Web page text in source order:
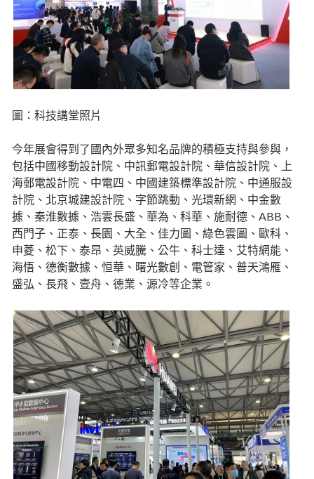
圖：科技講堂照片
今年展會得到了國內外眾多知名品牌的積極支持與參與，
包括中國移動設計院、中訊郵電設計院、華信設計院、上
海郵電設計院、中電四、中國建築標準設計院、中通服設
計院、北京城建設計院、字節跳動、光環新網、中金數
據、秦淮數據、浩雲長盛、華為、科華、施耐德、ABB、
西門子、正泰、長園、大全、佳力圖、綠色雲圖、歐科、
申菱、松下、泰昂、英威騰、公牛、科士達、艾特網能、
海悟、德衡數據、恒華、曙光數創、電管家、普天鴻雁、
盛弘、長飛、壹舟、德業、源冷等企業。